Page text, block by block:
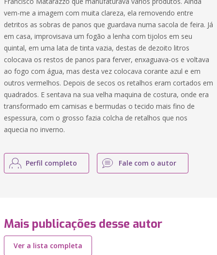
vem-me a imagem com muita clareza, ela removendo entre
detritos as sobras de panos que guardava numa sacola de feira. Já
em casa, improvisava um fogão a lenha com tijolos em seu
quintal, em uma lata de tinta vazia, destas de dezoito litros
colocava os restos de panos para ferver, enxaguava-os e voltava
ao fogo com água, mas desta vez colocava corante azul e em
outros vermelhos. Depois de secos os retalhos eram cortados em
quadrados. E sentava na sua velha maquina de costura, onde era
transformado em camisas e bermudas o tecido mais fino de
espessura, com o grosso fazia colcha de retalhos que nos
aquecia no inverno.
Perfil completo Fale com o autor
Mais publicações desse autor
Ver a lista completa